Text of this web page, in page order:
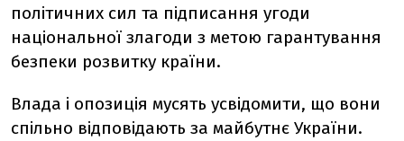
політичних сил та підписання угоди
національної злагоди з метою гарантування
безпеки розвитку країни.
Влада і опозиція мусять усвідомити, що вони
спільно відповідають за майбутнє України.